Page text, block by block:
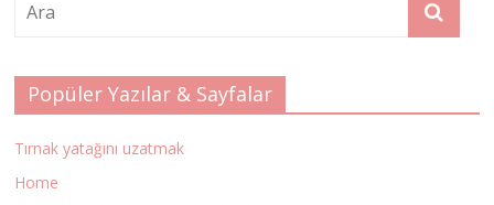
Popüler Yazılar & Sayfalar
Tırnak yatağını uzatmak
Home